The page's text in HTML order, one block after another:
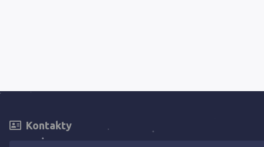
Kontakty